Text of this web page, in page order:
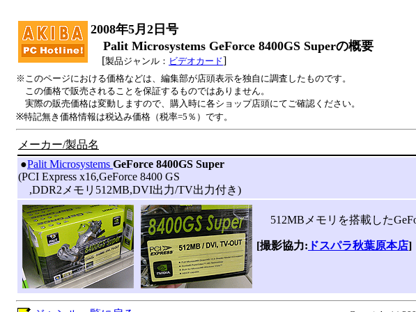
2008年5月2日号
Palit Microsystems GeForce 8400GS Superの概要
[製品ジャンル： ビデオカード]
※このページにおける価格などは、編集部が店頭表示を独自に調査したものです。
この価格で販売されることを保証するものではありません。
実際の販売価格は変動しますので、購入時に各ショップ店頭にてご確認ください。
※特記無き価格情報は税込み価格（税率=5％）です。
メーカー/製品名
●Palit Microsystems GeForce 8400GS Super
(PCI Express x16,GeForce 8400 GS
,DDR2メモリ512MB,DVI出力/TV出力付き)
512MBメモリを搭載した
[撮影協力: ドスパラ秋葉原本店]